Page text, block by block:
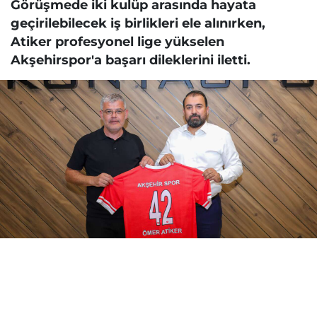
Görüşmede iki kulüp arasında hayata
geçirilebilecek iş birlikleri ele alınırken,
Atiker profesyonel lige yükselen
Akşehirspor'a başarı dileklerini iletti.